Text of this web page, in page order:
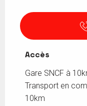
Accès
Accès
Gare SNCF à
Transport en
10km